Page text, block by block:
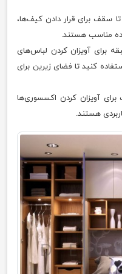
سقف برای قرار دادن کیف‌ها،
مناسب هستند.
برای آویزان کردن لباس‌های
کنید تا فضای زیرین برای
آویزان کردن اکسسوری‌ها
هستند.